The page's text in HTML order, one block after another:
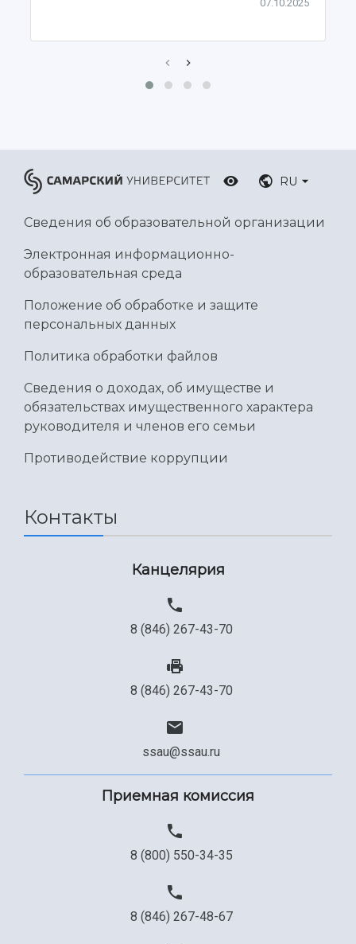
Сведения об образовательной организации
07.10.2025
RU
Сведения об образовательной организации
Электронная информационно-
образовательная среда
Положение об обработке и защите
персональных данных
Политика обработки файлов
Сведения о доходах, об имуществе и
обязательствах имущественного характера
руководителя и членов его семьи
Противодействие коррупции
Контакты
Канцелярия
8 (846) 267-43-70
8 (846) 267-43-70
ssau@ssau.ru
Приемная комиссия
8 (800) 550-34-35
8 (846) 267-48-67